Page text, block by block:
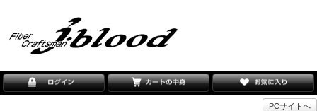
PCサイトへ